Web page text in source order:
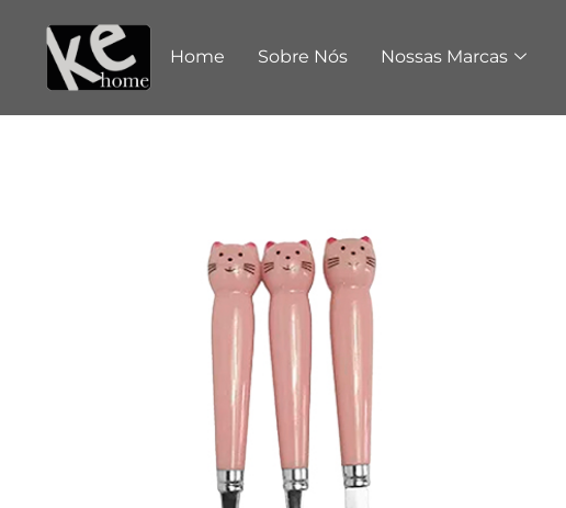
Home Sobre Nós Nossas Marcas